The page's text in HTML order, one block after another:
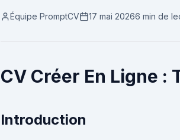
Équipe PromptCV 17 mai 20266 min de
CV Créer En Ligne :
Introduction